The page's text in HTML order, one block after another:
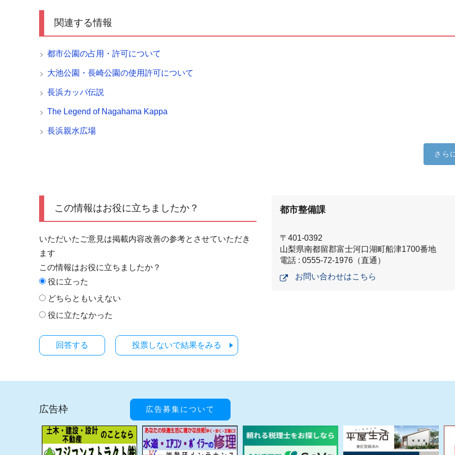
関連する情報
都市公園の占用・許可について
大池公園・長崎公園の使用許可について
長浜カッパ伝説
The Legend of Nagahama Kappa
長浜親水広場
さら
この情報はお役に立ちましたか？
いただいたご意見は掲載内容改善の参考とさせていただき
ます
この情報はお役に立ちましたか？
役に立った
どちらともいえない
役に立たなかった
投票しないで結果をみる
都市整備課
〒401-0392
山梨県南都留郡富士河口湖町船津1700番地
電話 : 0555-72-1976（直通）
お問い合わせはこちら
広告枠 広告募集について